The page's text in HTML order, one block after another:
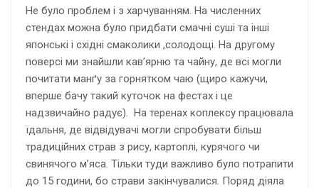
Не було проблем і з харчуванням. На численних
стендах можна було придбати смачні суші та інші
японські і східні смаколики ,солодощі. На другому
поверсі ми знайшли кав’ярню та чайну, де всі могли
почитати манґу за горнятком чаю (щиро кажучи,
вперше бачу такий куточок на фестах і це
надзвичайно радує). На теренах коплексу працювала
їдальня, де відвідувачі могли спробувати більш
традиційних страв з рису, картоплі, курячого чи
свинячого м’яса. Тільки туди важливо було потрапити
до 15 години, бо страви закінчувалися. Поряд діяла